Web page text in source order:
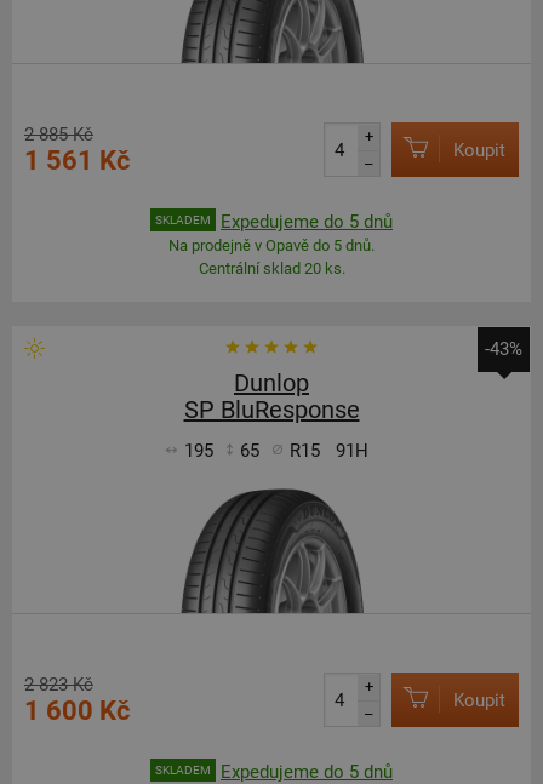
2 885 Kč
1 561 Kč
+
–
Koupit
SKLADEM Expedujeme do 5 dnů
Na prodejně v Opavě do 5 dnů.
Centrální sklad 20 ks.
-43%
Dunlop
SP BluResponse
195 65 R15 91H
2 823 Kč
1 600 Kč
+
–
Koupit
SKLADEM Expedujeme do 5 dnů